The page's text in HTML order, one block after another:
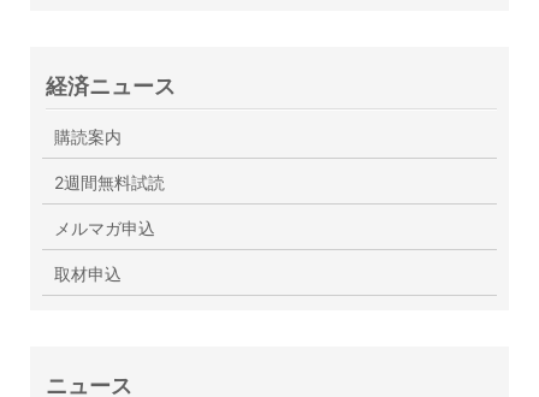
経済ニュース
購読案内
2週間無料試読
メルマガ申込
取材申込
ニュース